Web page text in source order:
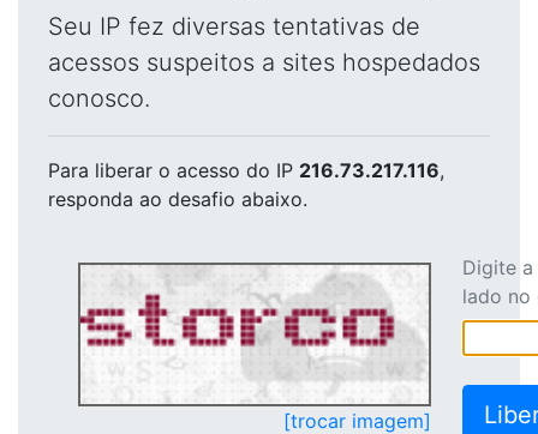
Seu IP fez diversas tentativas de
acessos suspeitos a sites hospedados
conosco.
Para liberar o acesso do IP 216.73.217.116,
responda ao desafio abaixo.
[trocar imagem]
Digite
lado no